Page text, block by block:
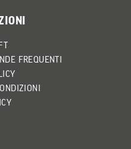
FREQUENTI